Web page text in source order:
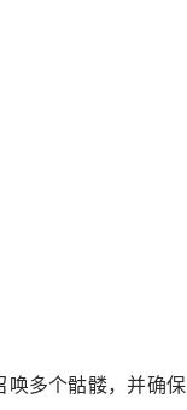
唤多个骷髅，并确保